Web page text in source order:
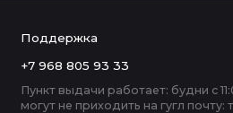
Поддержка
+7 968 805 93 33
Пункт выдачи работает: будни с
могут не приходить на гугл почту: